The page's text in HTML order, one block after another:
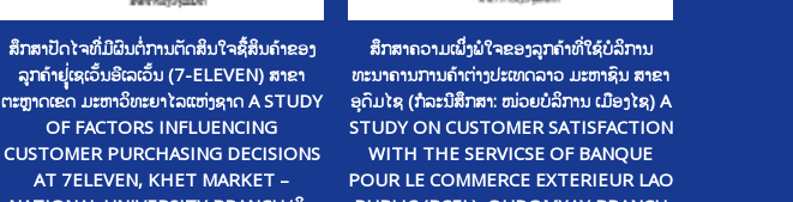
ສຶກສາປັດໄຈທີີ່ມີຜົນຕໍ່ການຕັດສິນໃຈຊື້ສິນຄ້າຂອງ
ລູກຄ້າຢູູ່ເຊເວັ້ນອີເລເວັ້ນ (7-ELEVEN) ສາຂາ
ຕະຫຼາດເຂດ ມະຫາວິທະຍາໄລແຫ່ງຊາດ A STUDY
OF FACTORS INFLUENCING
CUSTOMER PURCHASING DECISIONS
AT 7ELEVEN, KHET MARKET –
ສຶກສາຄວາມເພິິ່ງພໍໃຈຂອງລູກຄ້າທີ່ໃຊ້ບໍລິການ
ທະນາຄານການຄ້າຕ່າງປະເທດລາວ ມະຫາຊົນ ສາຂາ
ອຸດົມໄຊ (ກໍລະນີສຶກສາ: ໜ່ວຍບໍລິການ ເມືອງໄຊ) A
STUDY ON CUSTOMER SATISFACTION
WITH THE SERVICSE OF BANQUE
POUR LE COMMERCE EXTERIEUR LAO